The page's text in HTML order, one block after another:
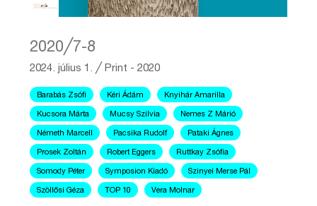
2020╱7-8
2024. július 1. ╱ Print - 2020
Barabás Zsófi Kéri Ádám Knyihár Amarilla
Kucsora Márta Mucsy Szilvia Nemes Z Márió
Németh Marcell Pacsika Rudolf Pataki Ágnes
Prosek Zoltán Robert Eggers Ruttkay Zsófia
Somody Péter Symposion Kiadó Szinyei Merse Pál
Szöllősi Géza TOP 10 Vera Molnar